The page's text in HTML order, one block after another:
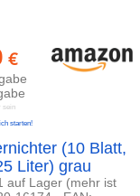
€
sein
starten!
(10 Blatt,
Liter) grau
auf Lager (mehr ist